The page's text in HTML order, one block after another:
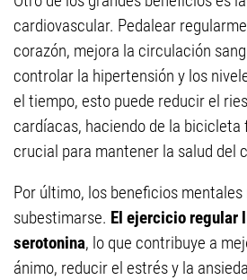
cardiovascular. Pedalear
corazón, mejora la circulación
controlar la hipertensión y los
el tiempo, esto puede reducir el
cardíacas, haciendo de la bicicleta
crucial para mantener la salud del
Por último, los beneficios mentales
subestimarse. El ejercicio regular
serotonina, lo que contribuye a
ánimo, reducir el estrés y la